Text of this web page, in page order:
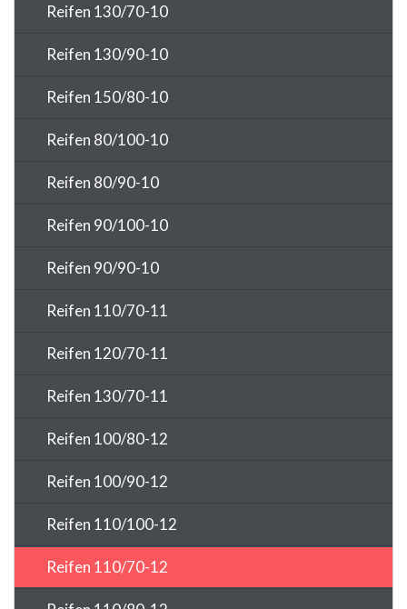
Reifen 130/70-10
Reifen 130/90-10
Reifen 150/80-10
Reifen 80/100-10
Reifen 80/90-10
Reifen 90/100-10
Reifen 90/90-10
Reifen 110/70-11
Reifen 120/70-11
Reifen 130/70-11
Reifen 100/80-12
Reifen 100/90-12
Reifen 110/100-12
Reifen 110/70-12